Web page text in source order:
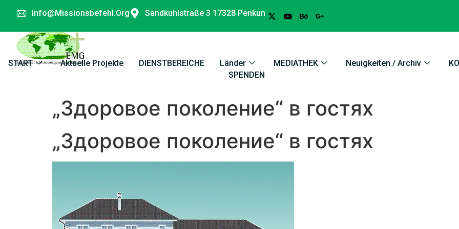
Info@missionsbefehl.org Sandkuhlstraße 3 17328 Penkun
START Aktuelle Projekte DIENSTBEREICHE Länder MEDIATHEK Neuigkeiten / Archiv
SPENDEN
„Здоровое поколение“ в гостях
„Здоровое поколение“ в гостях